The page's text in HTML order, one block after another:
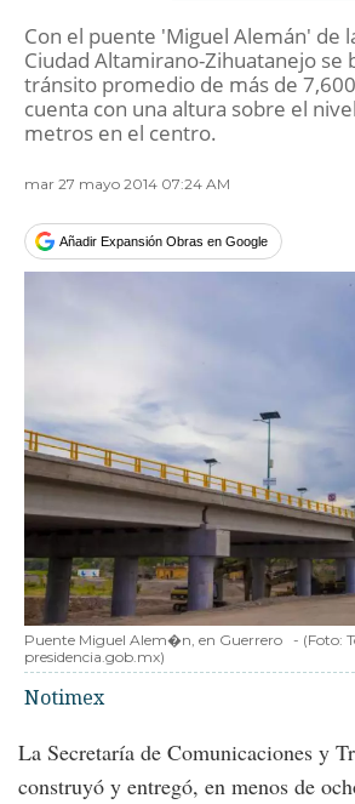
Con el puente 'Miguel Alemán' de
Ciudad Altamirano-Zihuatanejo se
tránsito promedio de más de
cuenta con una altura sobre el
metros en el centro.
mar 27 mayo 2014 07:24 AM
Añadir Expansión Obras en Google
Puente Miguel Alem�n, en Guerrero - (Foto:
presidencia.gob.mx)
Notimex
La Secretaría de Comunicaciones y
construyó y entregó, en menos de